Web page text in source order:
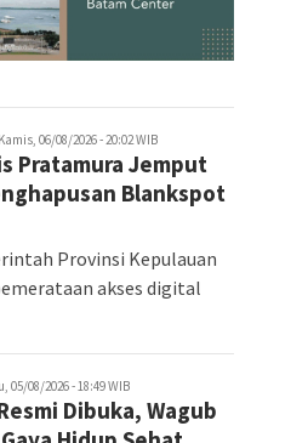
Kamis, 06/08/2026 - 20:02 WIB
Pratamura Jemput
Blankspot
Provinsi Kepulauan
akses digital
05/08/2026 - 18:49 WIB
Dibuka, Wagub